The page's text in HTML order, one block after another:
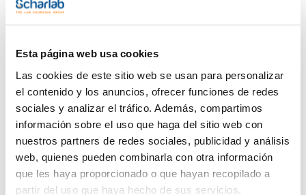
Esta página web usa cookies
Las cookies de este sitio web se usan para personalizar
el contenido y los anuncios, ofrecer funciones de redes
sociales y analizar el tráfico. Además, compartimos
información sobre el uso que haga del sitio web con
nuestros partners de redes sociales, publicidad y análisis
web, quienes pueden combinarla con otra información
que les haya proporcionado o que hayan recopilado a
partir del uso que haya hecho de sus servicios.
Capacidad : x 250 g
- Sinónimos: 2-Hidroxinaftaleno
- M = 144,17 g/mol
- CAS [135-19-3]
- EINECS-No.: 205-182-7
- Solub. en agua: (20 ºC): 1 g/l
- Punto de fusión: 121,6 ºC
- Punto de ebullición: 285 ºC
- Punto de inflamación: 153 ºC
- Presión de vapor: (30 ºC) < 0,1 hPa
- LD 50 (oral, rat): 1960 mg/kg
- EC-Index-No.: 604-007-00-5
Ver más
Documentación técnica
TDS / Ficha técnica
COA